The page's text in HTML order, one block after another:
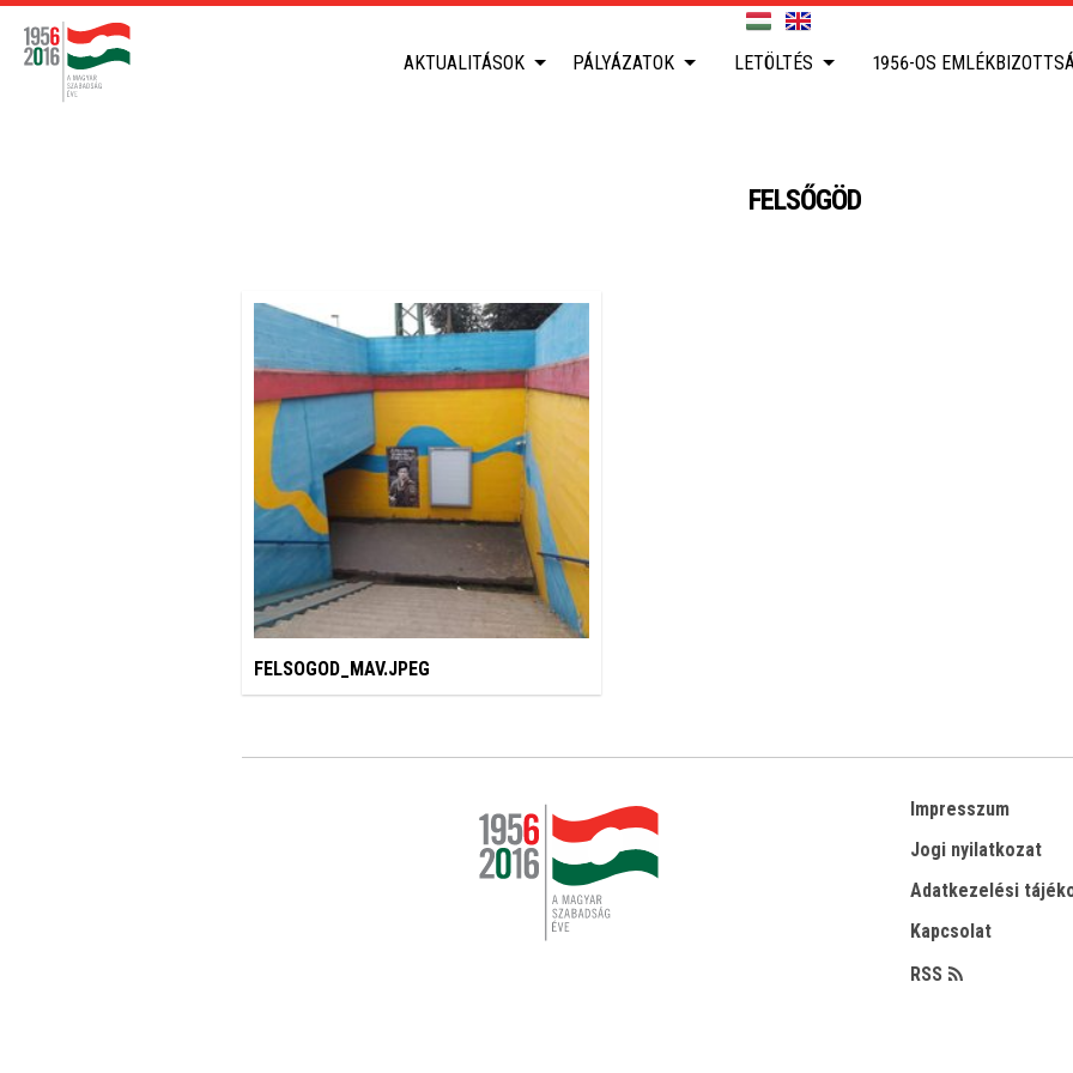
AKTUALITÁSOK PÁLYÁZATOK LETÖLTÉS 1956-OS
FELSŐGÖD
FELSOGOD_MAV.JPEG
Impresszum
Jogi nyilatkozat
Adatkezelési
Kapcsolat
RSS